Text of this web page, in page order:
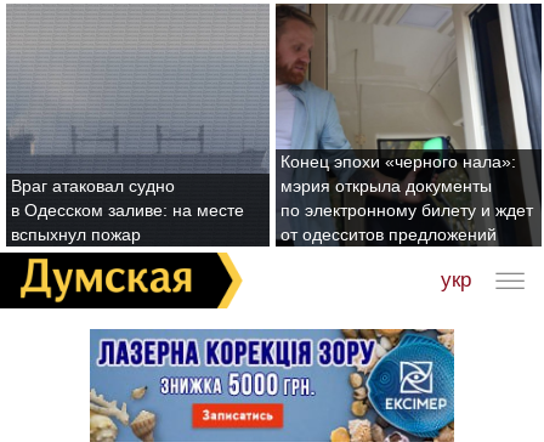
Враг атаковал судно
в Одесском заливе: на месте
вспыхнул пожар
Конец эпохи «черного нала»:
мэрия открыла документы
по электронному билету и ждет
от одесситов предложений
укр